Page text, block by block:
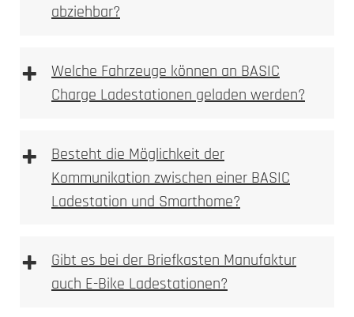
abziehbar?
+
Welche Fahrzeuge können an BASIC
Charge Ladestationen geladen werden?
+
Besteht die Möglichkeit der
Kommunikation zwischen einer BASIC
Ladestation und Smarthome?
+
Gibt es bei der Briefkasten Manufaktur
auch E-Bike Ladestationen?